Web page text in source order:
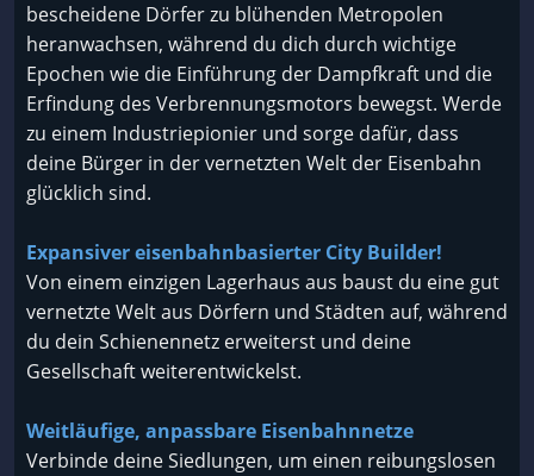
bescheidene Dörfer zu blühenden Metropolen
heranwachsen, während du dich durch wichtige
Epochen wie die Einführung der Dampfkraft und die
Erfindung des Verbrennungsmotors bewegst. Werde
zu einem Industriepionier und sorge dafür, dass
deine Bürger in der vernetzten Welt der Eisenbahn
glücklich sind.
Expansiver eisenbahnbasierter City Builder!
Von einem einzigen Lagerhaus aus baust du eine gut
vernetzte Welt aus Dörfern und Städten auf, während
du dein Schienennetz erweiterst und deine
Gesellschaft weiterentwickelst.
Weitläufige, anpassbare Eisenbahnnetze
Verbinde deine Siedlungen, um einen reibungslosen